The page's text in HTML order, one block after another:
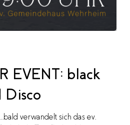
EVENT: black
verwandelt sich das ev.